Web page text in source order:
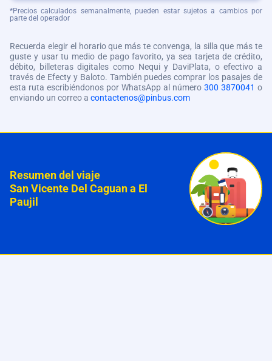
*Precios calculados semanalmente, pueden estar sujetos a cambios por
parte del operador
Recuerda elegir el horario que más te convenga, la silla que más te
guste y usar tu medio de pago favorito, ya sea tarjeta de crédito,
débito, billeteras digitales como Nequi y DaviPlata, o efectivo a
través de Efecty y Baloto. También puedes comprar los pasajes de
esta ruta escribiéndonos por WhatsApp al número 300 3870041 o
enviando un correo a contactenos@pinbus.com
Resumen del viaje
San Vicente Del Caguan a El
Paujil